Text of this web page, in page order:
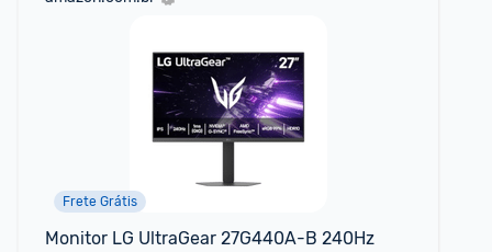
Frete Grátis
Monitor LG UltraGear 27G440A-B 240Hz